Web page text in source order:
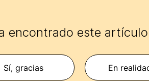
encontrado este
Sí, gracias En